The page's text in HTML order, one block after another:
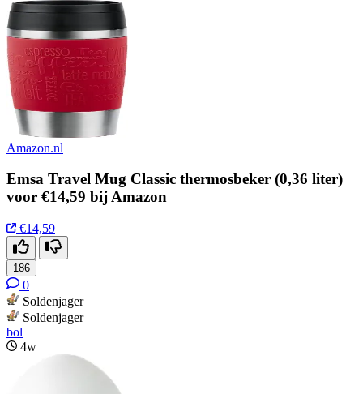
Amazon.nl
Emsa Travel Mug Classic thermosbeker (0,36 liter)
voor €14,59 bij Amazon
€14,59
186
0
Soldenjager
Soldenjager
bol
4w